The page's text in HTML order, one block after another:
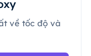
về tốc độ và